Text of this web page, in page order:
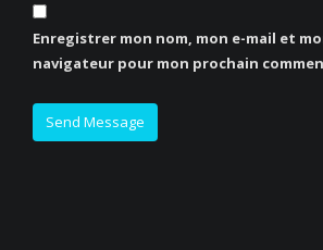
Enregistrer mon nom, mon e-mail et
navigateur pour mon prochain